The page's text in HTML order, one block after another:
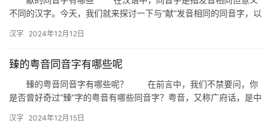
不同的汉字。今天，我们就来探讨一下与“献”发音相同的同音字，以
汉字 2024年12月12日
臻的粤音同音字有哪些呢
臻的粤音同音字有哪些呢？ 在前言中，我们不禁要问，你
是否曾好奇过“臻”字的粤音有哪些同音字？粤音，又称广府话，是中
汉字 2024年12月15日